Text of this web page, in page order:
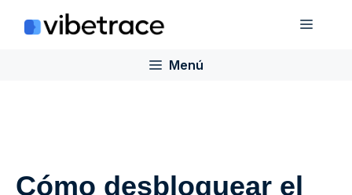
Menú
Menú
Cómo desbloquear el